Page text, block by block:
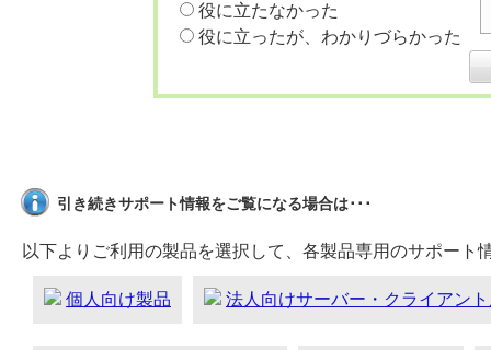
役に立たなかった
役に立ったが、わかりづらかった
引き続きサポート情報をご覧になる場合は･･･
以下よりご利用の製品を選択して、各製品専用のサポート
個人向け製品 法人向けサーバー・クライアン